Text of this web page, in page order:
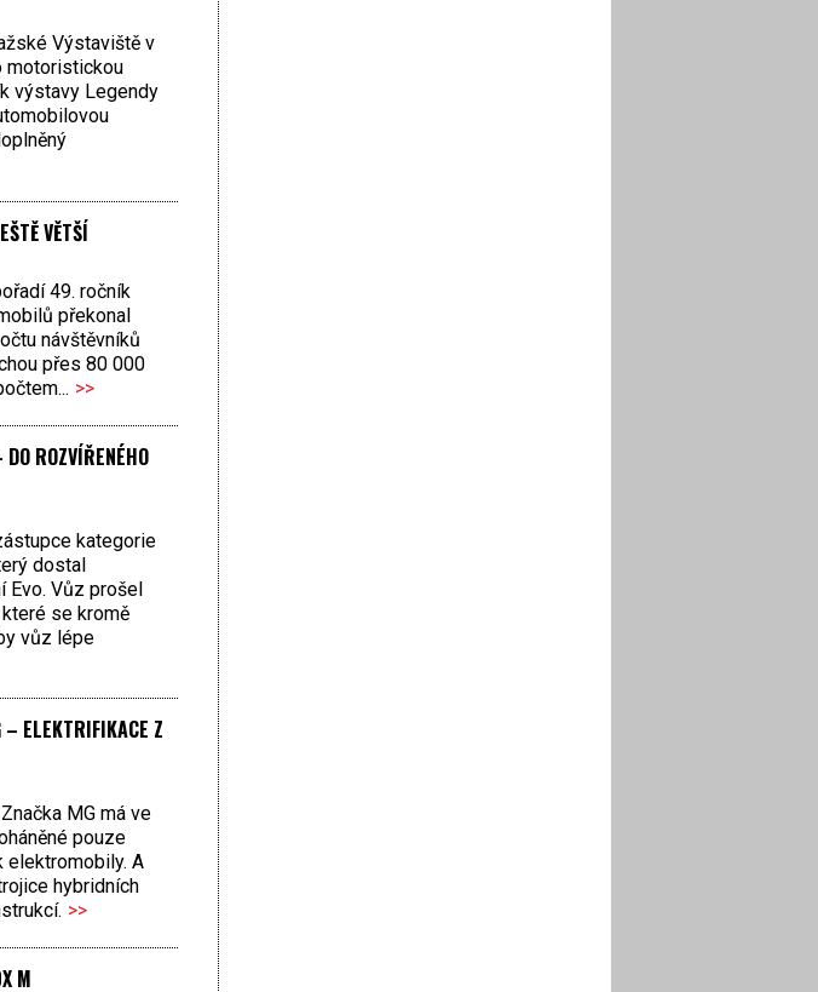
Výstaviště v
motoristickou
výstavy Legendy
VĚTŠÍ
49. ročník
překonal
návštěvníků
přes 80 000
>>
ROZVÍŘENÉHO
kategorie
dostal
Evo. Vůz prošel
se kromě
vůz lépe
ELEKTRIFIKACE Z
MG má ve
pouze
elektromobily. A
hybridních
>>
M